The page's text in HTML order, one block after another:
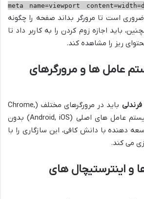
<meta name=viewport
ضروری است تا مرورگر بداند صفحه را چگونه
باید اجازه زوم کردن را به کاربر داد تا
ریز را مشاهده کند.
عامل ها و مرورگرهای
باید در مرورگرهای مختلف (Chrome,
Safari, Firefox) و سیستم عامل های اصلی (Android, iOS) بدون
دهنده با دانش کافی، این سازگاری را با
می کند.
اینترستیچال های